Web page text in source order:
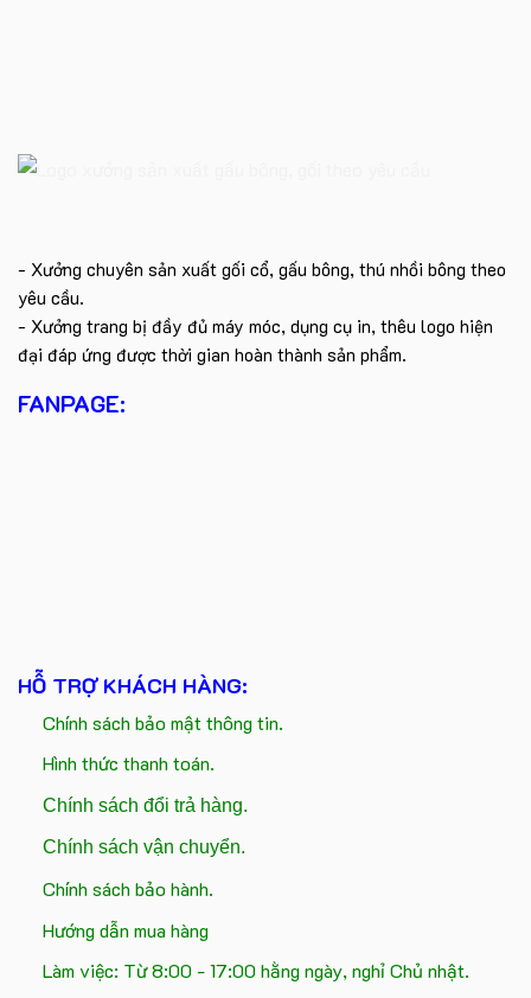
- Xưởng chuyên sản xuất gối cổ, gấu bông, thú nhồi bông theo
yêu cầu.
- Xưởng trang bị đầy đủ máy móc, dụng cụ in, thêu logo hiện
đại đáp ứng được thời gian hoàn thành sản phẩm.
FANPAGE:
HỖ TRỢ KHÁCH HÀNG:
Chính sách bảo mật thông tin.
Hình thức thanh toán.
Chính sách đổi trả hàng.
Chính sách vận chuyển.
Chính sách bảo hành.
Hướng dẫn mua hàng
Làm việc: Từ 8:00 - 17:00 hằng ngày, nghỉ Chủ nhật.